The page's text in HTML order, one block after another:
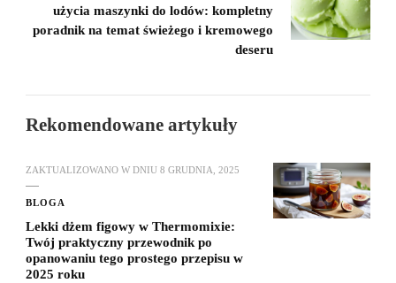
użycia maszynki do lodów: kompletny
poradnik na temat świeżego i kremowego
deseru
Rekomendowane artykuły
ZAKTUALIZOWANO W DNIU 8 GRUDNIA, 2025
BLOGA
Lekki dżem figowy w Thermomixie:
Twój praktyczny przewodnik po
opanowaniu tego prostego przepisu w
2025 roku